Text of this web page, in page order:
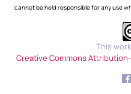
cannot be held responsible for any use
This
Creative Commons